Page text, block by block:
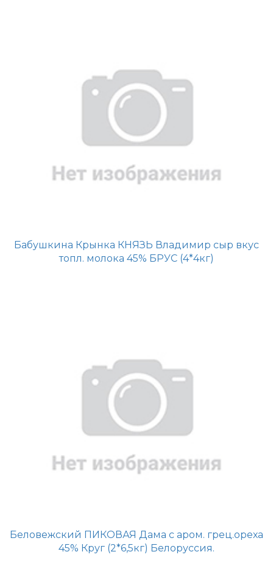
Бабушкина Крынка КНЯЗЬ Владимир сыр вкус
топл. молока 45% БРУС (4*4кг)
Беловежский ПИКОВАЯ Дама с аром. грец.ореха
45% Круг (2*6,5кг) Белоруссия.